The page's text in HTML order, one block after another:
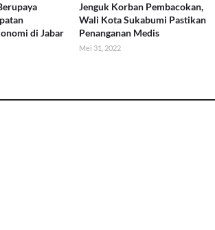
di Jabar
Jenguk Korban Pembacokan,
Wali Kota Sukabumi Pastikan
Penanganan Medis
Mei 31, 2022